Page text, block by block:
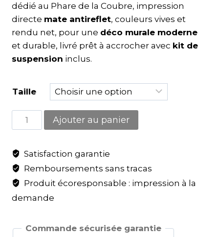
dédié au Phare de la Coubre, impression
directe mate antireflet, couleurs vives et
rendu net, pour une déco murale moderne
et durable, livré prêt à accrocher avec kit de
suspension inclus.
Taille
Ajouter au panier
Satisfaction garantie
Remboursements sans tracas
Produit écoresponsable : impression à la
demande
Commande sécurisée garantie